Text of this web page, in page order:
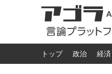
トップ 政治 経済